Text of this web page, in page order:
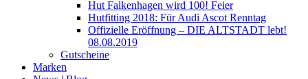
Hut Falkenhagen wird 100! Feier
Hutfitting 2018: Für Audi Ascot Renntag
Offizielle Eröffnung – DIE ALTSTADT lebt!
08.08.2019
Gutscheine
Marken